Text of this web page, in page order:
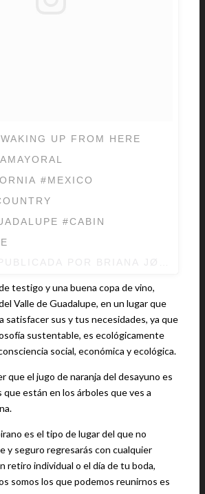
UP FROM HERE
#MEXICO
#CABIN
testigo y una buena copa de vino,
Valle de Guadalupe, en un lugar que
satisfacer sus y tus necesidades, ya que
sustentable, es ecológicamente
social, económica y ecológica.
que el jugo de naranja del desayuno es
que están en los árboles que ves a
es el tipo de lugar del que no
y seguro regresarás con cualquier
retiro individual o el día de tu boda,
somos los que podemos reunirnos es